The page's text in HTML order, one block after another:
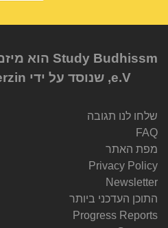
e.V, שנוסד על ידי Dr. Alexander Berzin
שלחו לנו תגובה
FAQ
מפת האתר
Privacy Policy
Newsletter
התוכן העדכני ביותר
Progress Reports